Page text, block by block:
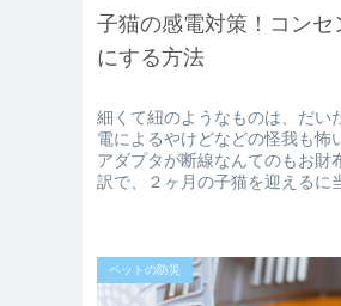
子猫の感電対策！コンセ
にする方法
細くて紐のようなものは、だい
電によるやけどなどの怪我も怖
アダプタが断線なんてのもお財
訳で、２ヶ月の子猫を迎えるに
ペットの防災